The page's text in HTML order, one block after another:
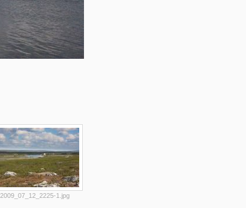
2009_07_12_2225-1.jpg